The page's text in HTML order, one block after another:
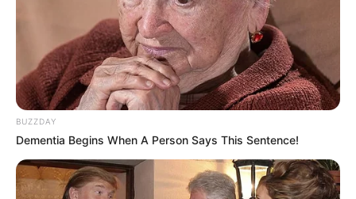
BUZZDAY
Dementia Begins When A Person Says This Sentence!